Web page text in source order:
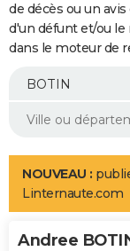
Retraite
Impôts
Epargne
Immobilier
Risques naturels par
Banque
Assurance
Crédit
AUTO
Essais
Réserver un essai
Citadines
Berlines
SUV
Forum auto
+
Mobiles
Meilleur smartphone
Internet
Ordinateurs
Jeux vidéo
Guide high-tech
Aménagement intérieur
LIFESTYLE
Art de vivre
Bien-être
Loisirs
Mode
Modes de vie
Alimentation
Guide de la santé
Maladies
Médicaments
Sommeil
VOYAGE
de décès ou un
d'un défunt et/ou
dans le moteur de
NOUVEAU :
Linternaute.com
Andree